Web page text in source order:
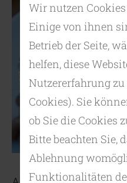
Wir nutzen
Einige von ihnen
Betrieb der Seite,
helfen, diese
Nutzererfahrung
Cookies). Sie
ob Sie die Cookies
Bitte beachten Sie,
Ablehnung
Funktionalitäten